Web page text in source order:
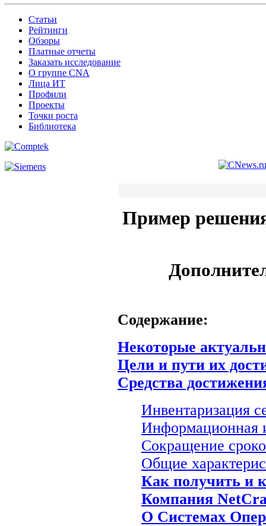
Статьи
Рейтинги
Обзоры
Платные отчеты
Заказать исследование
О группе CNA
Лица ИТ
Профили
Проекты
Точки роста
Библиотека
Пример
Содержание:
Некоторые
Цели и пути их
Средства
Инвентаризация
Информационная
Сокращение
Общие
Как получить и
Компания
О Системах